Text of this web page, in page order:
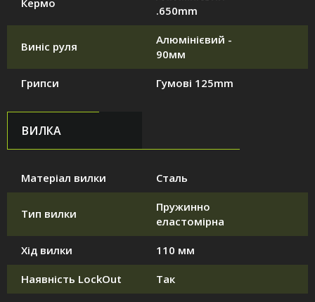
Кермо
.650mm
Виніс руля
Алюмінієвий -
90мм
Грипси Гумові 125mm
ВИЛКА
Матеріал вилки Сталь
Тип вилки
Пружинно
еластомірна
Хід вилки 110 мм
Наявність LockOut Так